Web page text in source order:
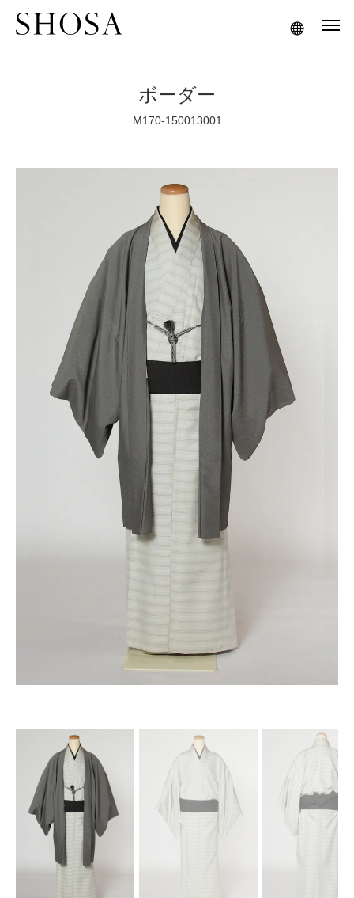
ボーダー
M170‐150013001